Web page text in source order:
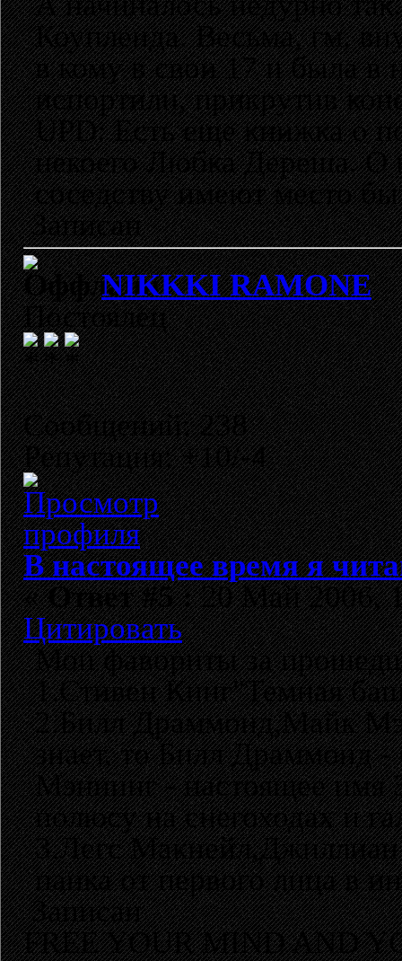
Коупленда. Весьма, гм,
в кому в свои 17 и была в
испортили, прикрутив
UPD: Есть еще книжка о
некоего Любка Дереша. О
соседству имеют место
Записан
NIKKKI RAMONE
Постоялец
Сообщений: 238
Репутация: +10/-4
В настоящее время я
«Ответ #5 :20 Май 2006,
Цитировать
Мои фавориты за
1.Стивен Кинг"Темная
2.Билл Драммонд,Майк
знает, то Билл Драммонд
Мэннинг - настоящее имя
полюсу на снегоходах и
3.Легс
панка от первого лица в
Записан
FREE YOUR MIND AND